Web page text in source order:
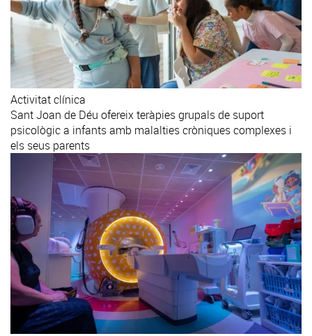
Activitat clínica
Sant Joan de Déu ofereix teràpies grupals de suport
psicològic a infants amb malalties cròniques complexes i
els seus parents